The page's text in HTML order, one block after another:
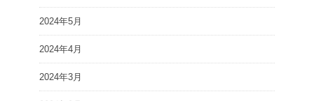
2024年5月
2024年4月
2024年3月